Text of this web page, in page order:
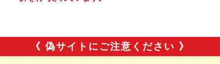
《 偽サイトにご注意ください 》